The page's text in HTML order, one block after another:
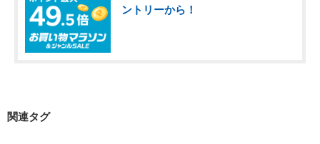
ントリーから！
関連タグ